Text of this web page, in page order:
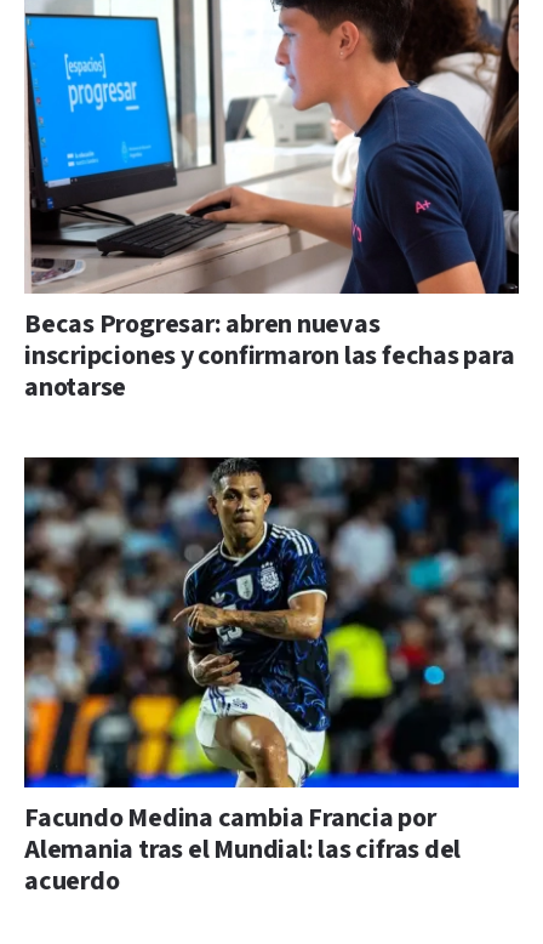
Becas Progresar: abren nuevas
inscripciones y confirmaron las fechas para
anotarse
Facundo Medina cambia Francia por
Alemania tras el Mundial: las cifras del
acuerdo